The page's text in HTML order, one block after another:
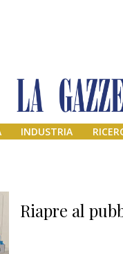
INDUSTRIA
Riapre al